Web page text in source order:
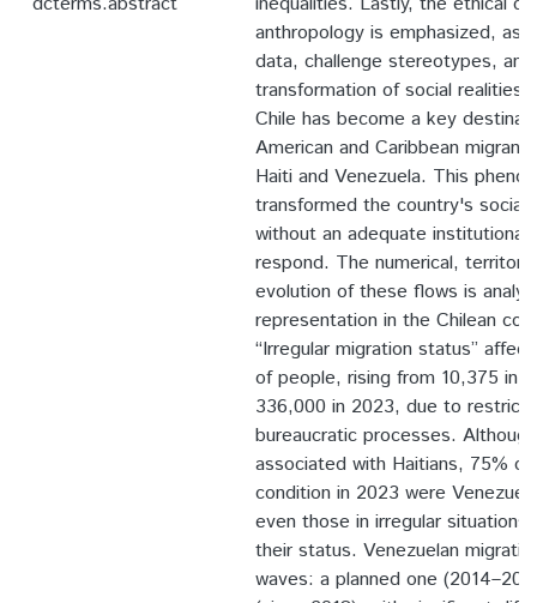
anthropology is emphasized, as
data, challenge stereotypes,
transformation of social
Chile has become a key
American and Caribbean
Haiti and Venezuela. This
transformed the country's social
without an adequate institutional
respond. The numerical,
evolution of these flows is
representation in the Chilean
“Irregular migration status”
of people, rising from 10,375 in
336,000 in 2023, due to
bureaucratic processes.
associated with Haitians, 75%
condition in 2023 were
even those in irregular
their status. Venezuelan
waves: a planned one